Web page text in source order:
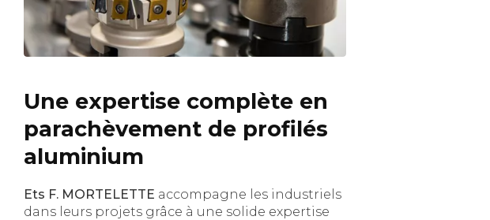
Une expertise complète en
parachèvement de profilés
aluminium
Ets F. MORTELETTE accompagne les industriels
dans leurs projets grâce à une solide expertise